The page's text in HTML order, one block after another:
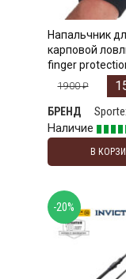
Напальчник
карповой
finger
1900₽
БРЕНД
Наличие
В
-20%